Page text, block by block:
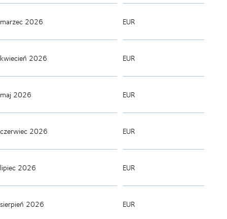
marzec 2026 EUR
kwiecień 2026 EUR
maj 2026 EUR
czerwiec 2026 EUR
lipiec 2026 EUR
sierpień 2026 EUR